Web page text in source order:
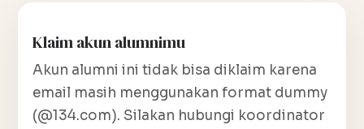
Klaim akun alumnimu
Akun alumni ini tidak bisa diklaim karena
email masih menggunakan format dummy
(@134.com). Silakan hubungi koordinator